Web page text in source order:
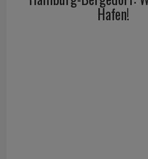
Hafen!